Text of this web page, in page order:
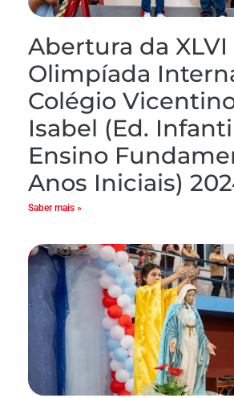
Abertura da XLVI
Olimpíada
Colégio
Isabel (Ed.
Ensino
Anos Iniciais)
Saber mais »